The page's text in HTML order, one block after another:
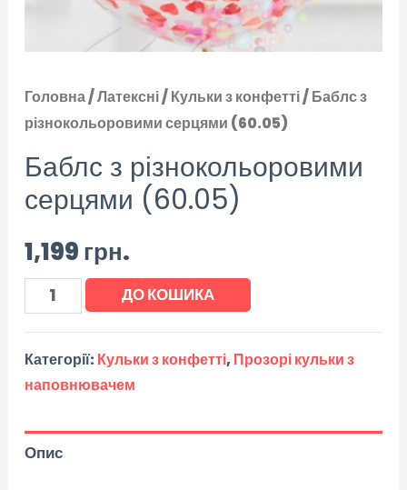
Головна/Латексні/Кульки з конфетті/ Баблс з
різнокольоровими серцями (60.05)
Баблс з різнокольоровими
серцями (60.05)
1,199грн.
ДО КОШИКА
Категорії: Кульки з конфетті, Прозорі кульки з
наповнювачем
Опис